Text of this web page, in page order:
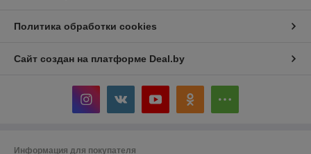
Политика обработки cookies
Сайт создан на платформе Deal.by
Информация для покупателя